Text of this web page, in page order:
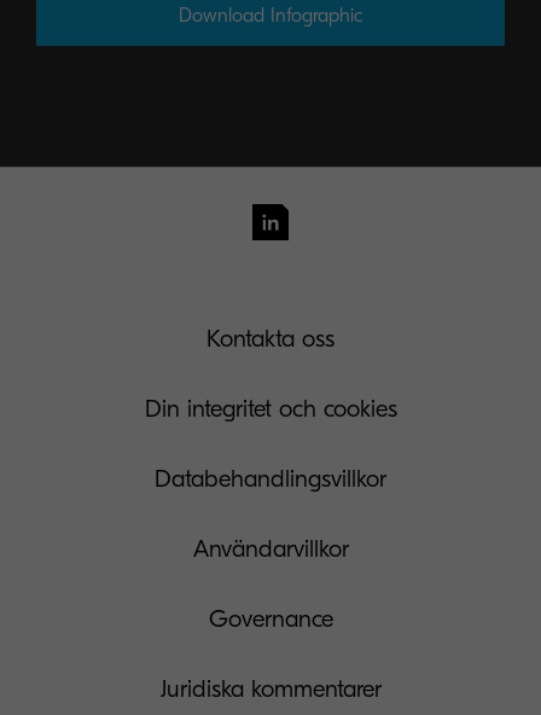
Download Infographic
Kontakta oss
Din integritet och cookies
Databehandlingsvillkor
Användarvillkor
Governance
Juridiska kommentarer